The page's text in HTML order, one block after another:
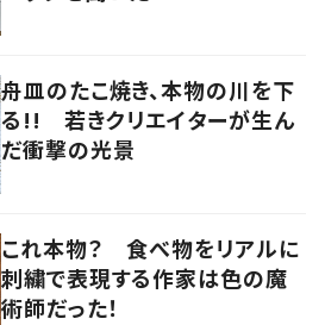
舟皿のたこ焼き、本物の川を下
る!! 若きクリエイターが生ん
だ衝撃の光景
これ本物？ 食べ物をリアルに
刺繍で表現する作家は色の魔
術師だった！